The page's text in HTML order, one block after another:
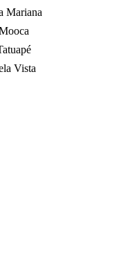
Mariana
Vista